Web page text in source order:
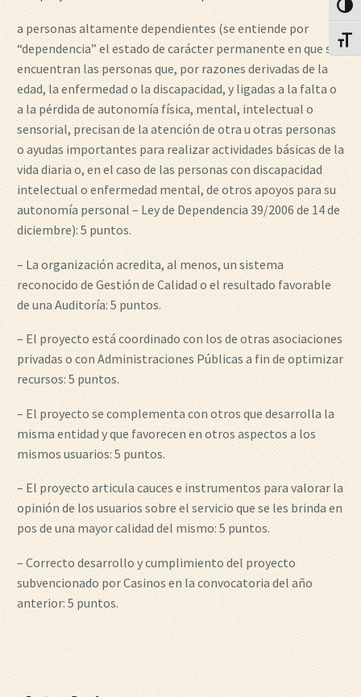
a personas altamente dependientes (se entiende por
“dependencia” el estado de carácter permanente en que se
encuentran las personas que, por razones derivadas de la
edad, la enfermedad o la discapacidad, y ligadas a la falta o
a la pérdida de autonomía física, mental, intelectual o
sensorial, precisan de la atención de otra u otras personas
o ayudas importantes para realizar actividades básicas de la
vida diaria o, en el caso de las personas con discapacidad
intelectual o enfermedad mental, de otros apoyos para su
autonomía personal – Ley de Dependencia 39/2006 de 14 de
diciembre): 5 puntos.
– La organización acredita, al menos, un sistema
reconocido de Gestión de Calidad o el resultado favorable
de una Auditoría: 5 puntos.
– El proyecto está coordinado con los de otras asociaciones
privadas o con Administraciones Públicas a fin de optimizar
recursos: 5 puntos.
– El proyecto se complementa con otros que desarrolla la
misma entidad y que favorecen en otros aspectos a los
mismos usuarios: 5 puntos.
– El proyecto articula cauces e instrumentos para valorar la
opinión de los usuarios sobre el servicio que se les brinda en
pos de una mayor calidad del mismo: 5 puntos.
– Correcto desarrollo y cumplimiento del proyecto
subvencionado por Casinos en la convocatoria del año
anterior: 5 puntos.